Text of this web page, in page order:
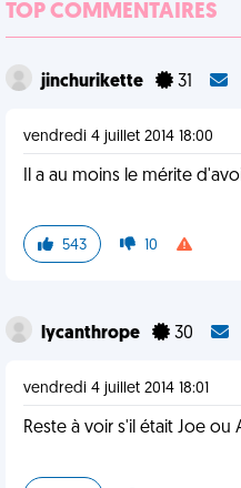
TOP COMMENTAIRES
jinchurikette 31
vendredi 4 juillet 2014 18:00
Il a au moins le mérite
543 10
lycanthrope 30
vendredi 4 juillet 2014 18:01
Reste à voir s'il était Joe ou